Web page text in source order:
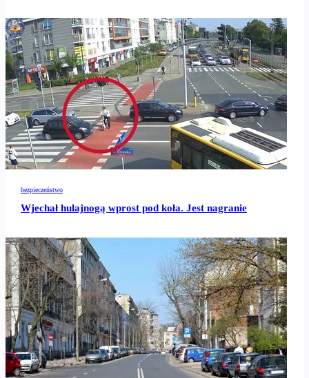
bezpieczeństwo
Wjechał hulajnogą wprost pod koła. Jest nagranie